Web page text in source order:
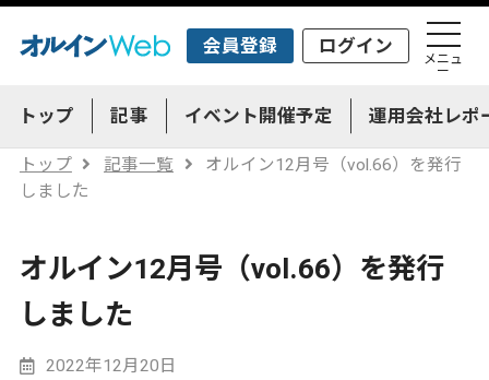
会員登録 ログイン
メニュ
ー
トップ 記事 イベント開催予定 運用会社レポ
トップ 記事一覧
オルイン12月号（vol.66）を発行
しました
オルイン12月号（vol.66）を発行
しました
2022年12月20日